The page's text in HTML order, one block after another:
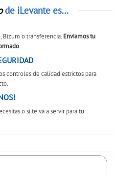
de iLevante es...
Bizum o transferencia. Enviamos tu
.
controles de calidad estrictos para
o si te va a servir para tu